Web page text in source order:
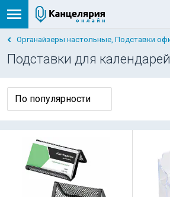
Органайзеры настольные, Подставки
Подставки для